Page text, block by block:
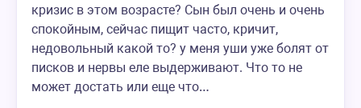
кризис в этом возрасте? Сын был очень и очень
спокойным, сейчас пищит часто, кричит,
недовольный какой то? у меня уши уже болят от
писков и нервы еле выдерживают. Что то не
может достать или еще что…